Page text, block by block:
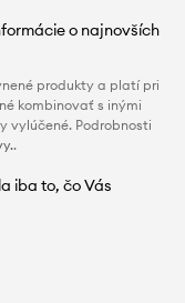
o najnovších
produkty a platí pri
kombinovať s inými
vylúčené. Podrobnosti
.
iba to, čo Vás